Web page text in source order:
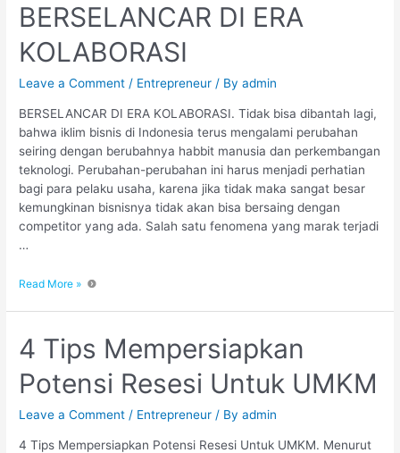
BERSELANCAR DI ERA
KOLABORASI
Leave a Comment / Entrepreneur / Byadmin
BERSELANCAR DI ERA KOLABORASI. Tidak bisa dibantah lagi,
bahwa iklim bisnis di Indonesia terus mengalami perubahan
seiring dengan berubahnya habbit manusia dan perkembangan
teknologi. Perubahan-perubahan ini harus menjadi perhatian
bagi para pelaku usaha, karena jika tidak maka sangat besar
kemungkinan bisnisnya tidak akan bisa bersaing dengan
competitor yang ada. Salah satu fenomena yang marak terjadi
…
Read More »
4 Tips Mempersiapkan
Potensi Resesi Untuk UMKM
Leave a Comment / Entrepreneur / Byadmin
4 Tips Mempersiapkan Potensi Resesi Untuk UMKM. Menurut